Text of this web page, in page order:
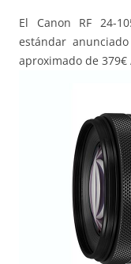
El Canon RF 24-
estándar
aproximado de 379€